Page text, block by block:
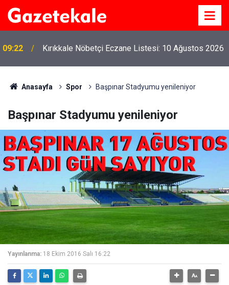
09:22 Kırıkkale Nöbetçi Eczane Listesi: 10 Ağustos 2026
Anasayfa Spor Başpınar Stadyumu yenileniyor
Başpınar Stadyumu yenileniyor
Yayınlanma: 18 Ekim 2016 Salı 16:22